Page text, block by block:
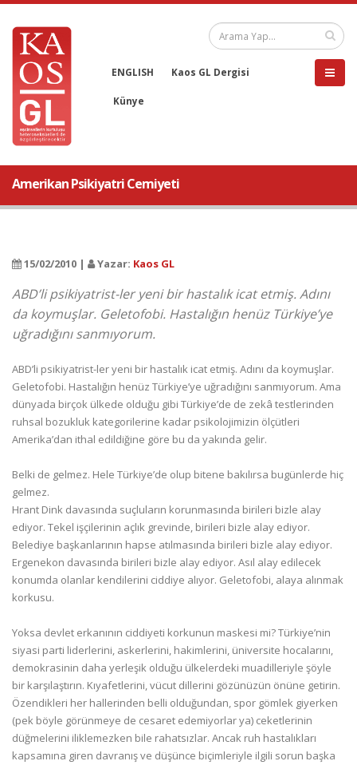
ENGLISH Kaos GL Dergisi
Künye
Amerikan Psikiyatri Cemiyeti
15/02/2010 | Yazar: Kaos GL
ABD’li psikiyatrist-ler yeni bir hastalık icat etmiş. Adını
da koymuşlar. Geletofobi. Hastalığın henüz Türkiye’ye
uğradığını sanmıyorum.
ABD’li psikiyatrist-ler yeni bir hastalık icat etmiş. Adını da koymuşlar.
Geletofobi. Hastalığın henüz Türkiye’ye uğradığını sanmıyorum. Ama
dünyada birçok ülkede olduğu gibi Türkiye’de de zekâ testlerinden
ruhsal bozukluk kategorilerine kadar psikolojimizin ölçütleri
Amerika’dan ithal edildiğine göre bu da yakında gelir.
Belki de gelmez. Hele Türkiye’de olup bitene bakılırsa bugünlerde hiç
gelmez.
Hrant Dink davasında suçluların korunmasında birileri bizle alay
ediyor. Tekel işçilerinin açlık grevinde, birileri bizle alay ediyor.
Belediye başkanlarının hapse atılmasında birileri bizle alay ediyor.
Ergenekon davasında birileri bizle alay ediyor. Asıl alay edilecek
konumda olanlar kendilerini ciddiye alıyor. Geletofobi, alaya alınmak
korkusu.
Yoksa devlet erkanının ciddiyeti korkunun maskesi mi? Türkiye’nin
siyasi parti liderlerini, askerlerini, hakimlerini, üniversite hocalarını,
demokrasinin daha yerleşik olduğu ülkelerdeki muadilleriyle şöyle
bir karşılaştırın. Kıyafetlerini, vücut dillerini gözünüzün önüne getirin.
Özendikleri her hallerinden belli olduğundan, spor gömlek giyerken
(pek böyle görünmeye de cesaret edemiyorlar ya) ceketlerinin
düğmelerini iliklemezken bile rahatsızlar. Ancak ruh hastalıkları
kapsamına giren davranış ve düşünce biçimleriyle ilgili sorun başka